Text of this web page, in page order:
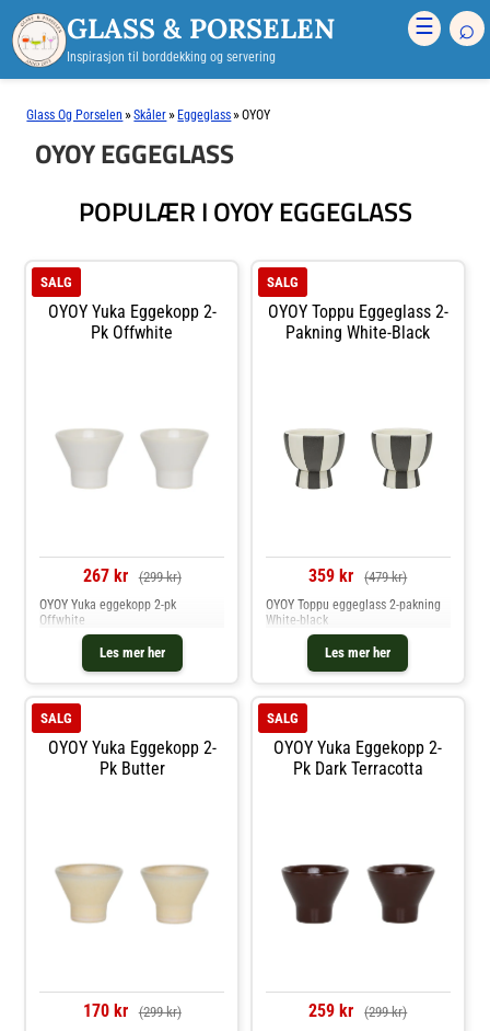
GLASS & PORSELEN
Inspirasjon til borddekking og servering
☰ ⌕
Glass Og Porselen »Skåler » Eggeglass »OYOY
OYOY EGGEGLASS
POPULÆR I OYOY EGGEGLASS
OYOY Yuka Eggekopp 2-
Pk Offwhite
SALG
267 kr (299 kr)
Les mer her
OYOY Yuka eggekopp 2-pk
Offwhite
OYOY Toppu Eggeglass 2-
Pakning White-Black
SALG
359 kr (479 kr)
Les mer her
OYOY Toppu eggeglass 2-pakning
White-black
OYOY Yuka Eggekopp 2-
Pk Butter
SALG
170 kr (299 kr)
OYOY Yuka Eggekopp 2-
Pk Dark Terracotta
SALG
259 kr (299 kr)